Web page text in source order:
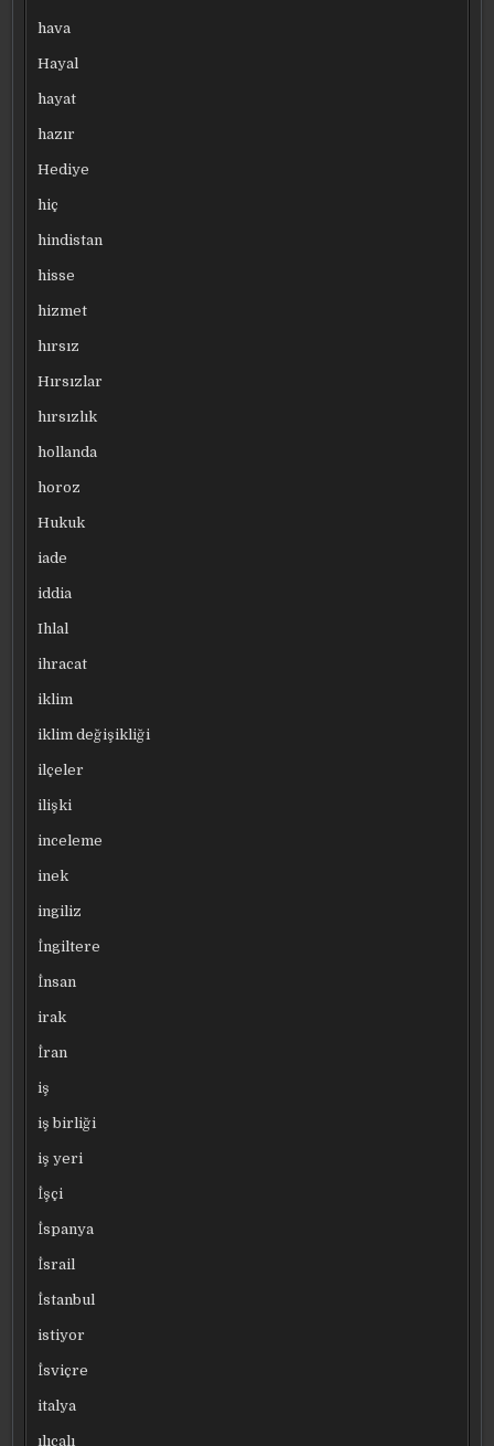
hava
Hayal
hayat
hazır
Hediye
hiç
hindistan
hisse
hizmet
hırsız
Hırsızlar
hırsızlık
hollanda
horoz
Hukuk
iade
iddia
Ihlal
ihracat
iklim
iklim değişikliği
ilçeler
ilişki
inceleme
inek
ingiliz
İngiltere
İnsan
irak
İran
iş
iş birliği
iş yeri
İşçi
İspanya
İsrail
İstanbul
istiyor
İsviçre
italya
ılıcalı